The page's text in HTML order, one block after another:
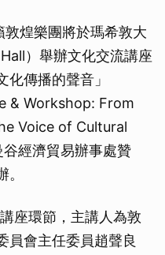
煌樂團將於瑪希敦大
）舉辦文化交流講座
傳播的聲音」
& Workshop: From
Voice of Cultural
經濟貿易辦事處贊
座環節，主講人為敦
員會主任委員趙聲良